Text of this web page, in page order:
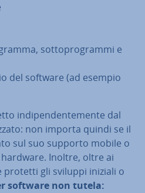
sot­to­pro­gram­mi e
del software (ad esempio
in­di­pen­den­te­men­te dal
non importa quindi se il
sul suo supporto mobile o
Inoltre, oltre ai
gli sviluppi iniziali o
software non tutela: